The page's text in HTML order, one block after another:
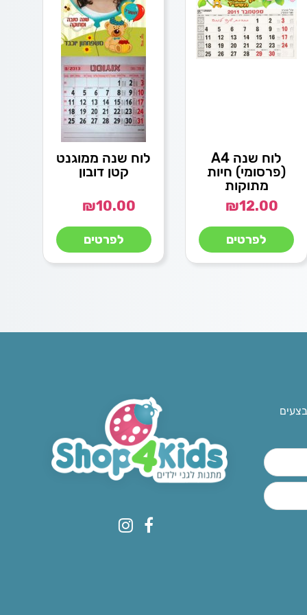
לוח שנה A4
(פרסומי) חיות
מתוקות
₪12.00
לפרטים
לוח שנה ממוגנט
קטן דובון
₪10.00
לפרטים